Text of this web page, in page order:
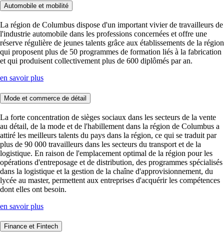
Automobile et mobilité
La région de Columbus dispose d'un important vivier de travailleurs de
l'industrie automobile dans les professions concernées et offre une
réserve régulière de jeunes talents grâce aux établissements de la région
qui proposent plus de 50 programmes de formation liés à la fabrication
et qui produisent collectivement plus de 600 diplômés par an.
en savoir plus
Mode et commerce de détail
La forte concentration de sièges sociaux dans les secteurs de la vente
au détail, de la mode et de l'habillement dans la région de Columbus a
attiré les meilleurs talents du pays dans la région, ce qui se traduit par
plus de 90 000 travailleurs dans les secteurs du transport et de la
logistique. En raison de l'emplacement optimal de la région pour les
opérations d'entreposage et de distribution, des programmes spécialisés
dans la logistique et la gestion de la chaîne d'approvisionnement, du
lycée au master, permettent aux entreprises d'acquérir les compétences
dont elles ont besoin.
en savoir plus
Finance et Fintech